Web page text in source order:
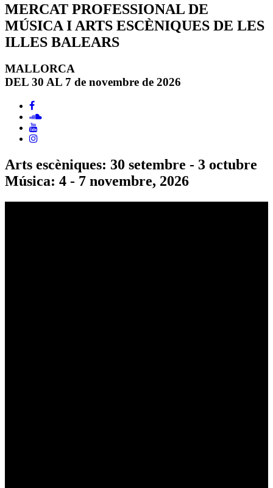
MERCAT PROFESSIONAL DE
MÚSICA I ARTS ESCÈNIQUES DE LES
ILLES BALEARS
MALLORCA
DEL 30 AL 7 de novembre de 2026
Arts escèniques: 30 setembre - 3 octubre
Música: 4 - 7 novembre, 2026